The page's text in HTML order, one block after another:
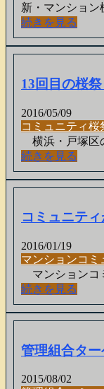
新・マンション
続きを見る
13回目の桜
2016/05/09
コミュニティ桜
横浜・戸塚区
続きを見る
コミュニテ
2016/01/19
マンションコミ
マンションコ
続きを見る
管理組合タ
2015/08/02